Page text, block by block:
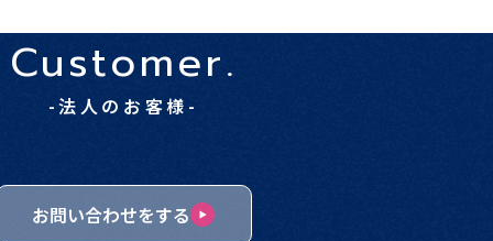
Customer.
-法人のお客様-
お問い合わせをする